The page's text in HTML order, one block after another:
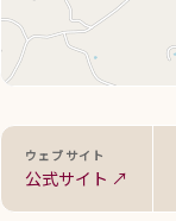
ウェブサイト
公式サイト ↗